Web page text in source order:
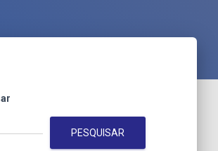
PESQUISAR